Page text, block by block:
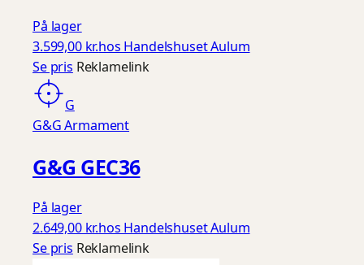
På lager
3.599,00 kr.hos Handelshuset Aulum
Se pris Reklamelink
G
G&G Armament
G&G GEC36
På lager
2.649,00 kr.hos Handelshuset Aulum
Se pris Reklamelink